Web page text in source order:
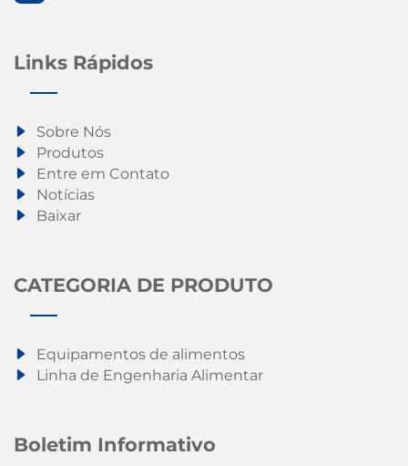
Links Rápidos
Sobre Nós
Produtos
Entre em Contato
Notícias
Baixar
CATEGORIA DE PRODUTO
Equipamentos de alimentos
Linha de Engenharia Alimentar
Boletim Informativo